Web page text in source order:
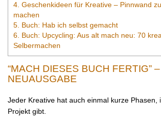
4. Geschenkideen für Kreative – Pinnwand
machen
5. Buch: Hab ich selbst gemacht
6. Buch: Upcycling: Aus alt mach neu: 70
Selbermachen
“MACH DIESES BUCH FERTIG” –
NEUAUSGABE
Jeder Kreative hat auch einmal kurze Phasen,
Projekt gibt.